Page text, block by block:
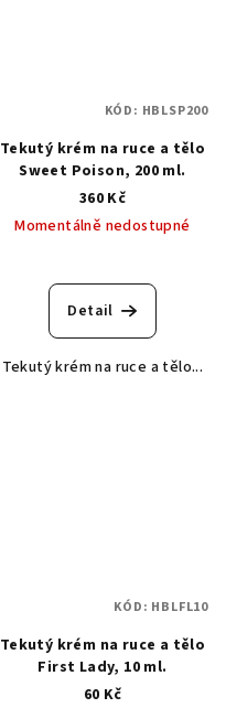
Tekutý krém na ruce a tělo
Sweet Poison, 200 ml.
360 Kč
Momentálně nedostupné
Detail
Tekutý krém na ruce a tělo...
KÓD: HBLSP200
Tekutý krém na ruce a tělo
First Lady, 10 ml.
60 Kč
KÓD: HBLFL10